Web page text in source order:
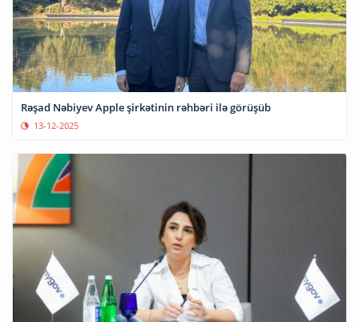
Rəşad Nəbiyev Apple şirkətinin rəhbəri ilə görüşüb
13-12-2025